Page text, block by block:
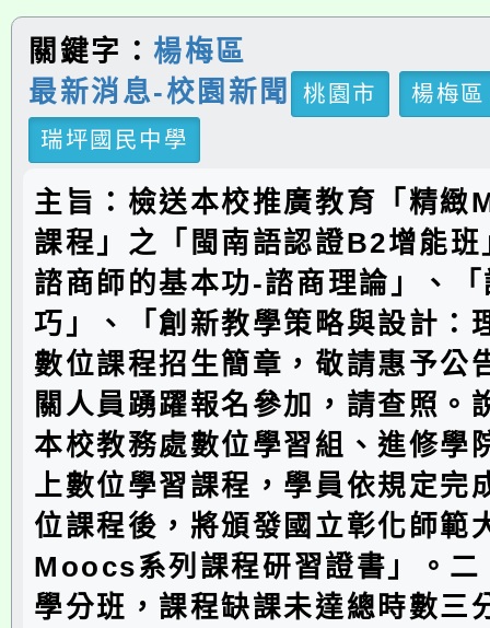
關鍵字： 楊梅區
最新消息-校園新聞
桃園市
楊梅區
瑞坪國民中學
主旨：檢送本校推廣教育「精緻
課程」之「閩南語認證B2增能
諮商師的基本功-諮商理論」、
巧」、「創新教學策略與設計：
數位課程招生簡章，敬請惠予公
關人員踴躍報名參加，請查照。
本校教務處數位學習組、進修學
上數位學習課程，學員依規定完
位課程後，將頒發國立彰化師範
Moocs系列課程研習證書」。二
學分班，課程缺課未達總時數三